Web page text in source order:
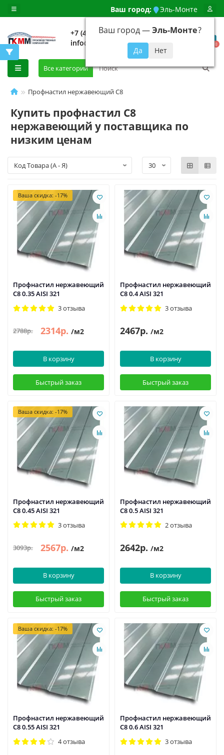
Ваш город: Эль-Монте
Ваш город —Эль-Монте?
+7 (499) 648-92-94
info@evroshtaketnikmoskva.ru
0
Все категории
Профнастил нержавеющий С8
Купить профнастил С8
нержавеющий у поставщика по
низким ценам
Ваша скидка: -17%
Профнастил нержавеющий
С8 0.35 AISI 321
3 отзыва
2788р. 2314р. /м2
В корзину
Быстрый заказ
Профнастил нержавеющий
С8 0.4 AISI 321
3 отзыва
2467р. /м2
В корзину
Быстрый заказ
Ваша скидка: -17%
Профнастил нержавеющий
С8 0.45 AISI 321
3 отзыва
3093р. 2567р. /м2
В корзину
Быстрый заказ
Профнастил нержавеющий
С8 0.5 AISI 321
2 отзыва
2642р. /м2
В корзину
Быстрый заказ
Ваша скидка: -17%
Профнастил нержавеющий
С8 0.55 AISI 321
4 отзыва
Профнастил нержавеющий
С8 0.6 AISI 321
3 отзыва